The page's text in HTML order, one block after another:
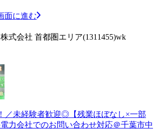
面に進む
式会社 首都圏エリア(1311455)wk
／未経験者歓迎◎【残業ほぼなし×一部
力会社でのお問い合わせ対応＠千葉市中